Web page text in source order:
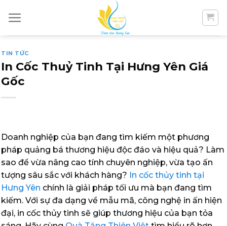
TIN TỨC
In Cốc Thuỷ Tinh Tại Hưng Yên Giá
Gốc
Doanh nghiệp của bạn đang tìm kiếm một phương
pháp quảng bá thương hiệu độc đáo và hiệu quả? Làm
sao để vừa nâng cao tính chuyên nghiệp, vừa tạo ấn
tượng sâu sắc với khách hàng? In cốc thủy tinh tại
Hưng Yên chính là giải pháp tối ưu mà bạn đang tìm
kiếm. Với sự đa dạng về mẫu mã, công nghệ in ấn hiện
đại, in cốc thủy tinh sẽ giúp thương hiệu của bạn tỏa